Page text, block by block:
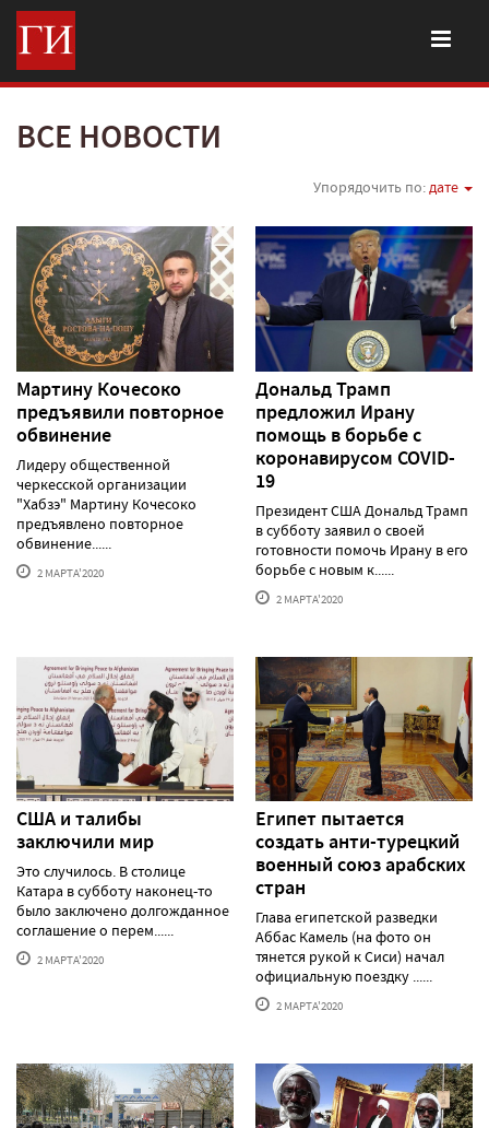
ВСЕ НОВОСТИ
Упорядочить по:дате
Мартину Кочесоко
предъявили повторное
обвинение
Лидеру общественной
черкесской организации
"Хабзэ" Мартину Кочесоко
предъявлено повторное
обвинение......
2 МАРТА'2020
Дональд Трамп
предложил Ирану
помощь в борьбе с
коронавирусом COVID-
19
Президент США Дональд Трамп
в субботу заявил о своей
готовности помочь Ирану в его
борьбе с новым к......
2 МАРТА'2020
США и талибы
заключили мир
Это случилось. В столице
Катара в субботу наконец-то
было заключено долгожданное
соглашение о перем......
2 МАРТА'2020
Египет пытается
создать анти-турецкий
военный союз арабских
стран
Глава египетской разведки
Аббас Камель (на фото он
тянется рукой к Сиси) начал
официальную поездку ......
2 МАРТА'2020